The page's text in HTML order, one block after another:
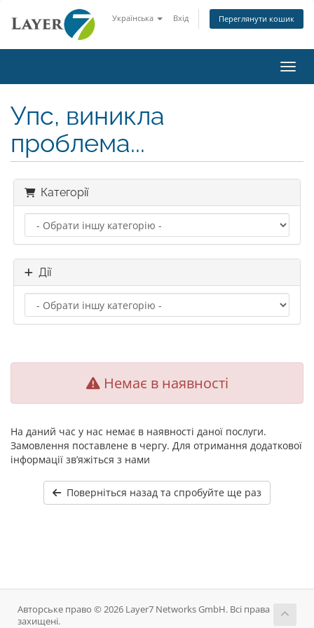
Українська Вхід Переглянути кошик
Упс, виникла
проблема...
Категорії
Дії
Немає в наявності
На даний час у нас немає в наявності даної послуги.
Замовлення поставлене в чергу. Для отримання додаткової
інформації зв’яжіться з нами
Поверніться назад та спробуйте ще раз
Авторське право © 2026 Layer7 Networks GmbH. Всі права
захищені.